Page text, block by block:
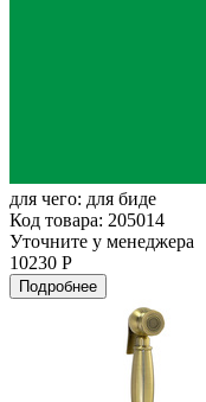
для чего: для биде
Код товара: 205014
Уточните у менеджера
10230 Р
Подробнее